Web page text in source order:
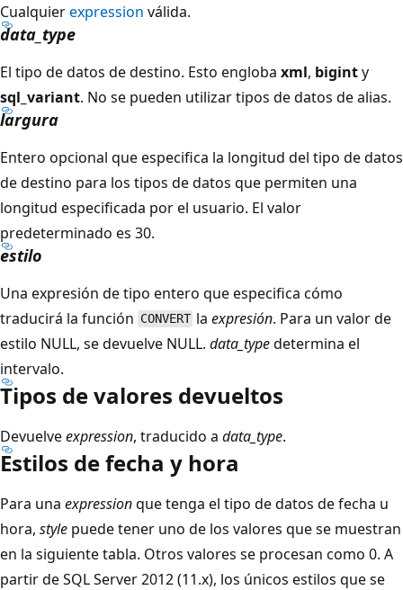
Cualquierexpression válida.
data_type
El tipo de datos de destino. Esto engloba xml, biginty
sql_variant. No se pueden utilizar tipos de datos de alias.
largura
Entero opcional que especifica la longitud del tipo de datos
de destino para los tipos de datos que permiten una
longitud especificada por el usuario. El valor
predeterminado es 30.
estilo
Una expresión de tipo entero que especifica cómo
traducirá la función CONVERT laexpresión. Para un valor de
estilo NULL, se devuelve NULL. data_typedetermina el
intervalo.
Tipos de valores devueltos
Devuelveexpression, traducido a data_type.
Estilos de fecha y hora
Para una expressionque tenga el tipo de datos de fecha u
hora, style puede tener uno de los valores que se muestran
en la siguiente tabla. Otros valores se procesan como 0. A
partir de SQL Server 2012 (11.x), los únicos estilos que se